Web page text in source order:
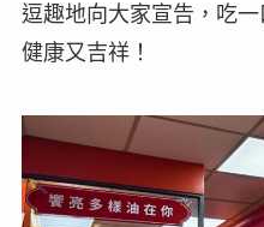
逗趣地向大家宣告，吃
健康又吉祥！